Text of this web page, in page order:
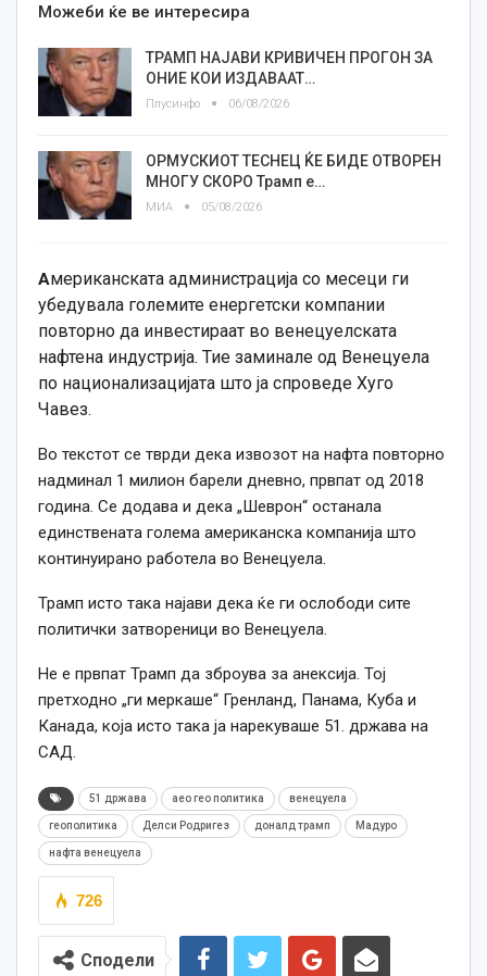
Можеби ќе ве интересира
ТРАМП НАЈАВИ КРИВИЧЕН ПРОГОН ЗА
ОНИЕ КОИ ИЗДАВААТ…
Плусинфо 06/08/2026
ОРМУСКИОТ ТЕСНЕЦ ЌЕ БИДЕ ОТВОРЕН
МНОГУ СКОРО Трамп е…
МИА 05/08/2026
Американската администрација со месеци ги
убедувала големите енергетски компании
повторно да инвестираат во венецуелската
нафтена индустрија. Тие заминале од Венецуела
по национализацијата што ја спроведе Хуго
Чавез.
Во текстот се тврди дека извозот на нафта повторно
надминал 1 милион барели дневно, првпат од 2018
година. Се додава и дека „Шеврон“ останала
единствената голема американска компанија што
континуирано работела во Венецуела.
Трамп исто така најави дека ќе ги ослободи сите
политички затвореници во Венецуела.
Не е првпат Трамп да зброува за анексија. Тој
претходно „ги меркаше“ Гренланд, Панама, Куба и
Канада, која исто така ја нарекуваше 51. држава на
САД.
51 држава аео гео политика венецуела
геополитика Делси Родригез доналд трамп Мадуро
нафта венецуела
726
Сподели